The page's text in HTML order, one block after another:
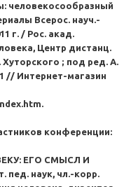
человекосообразный
Всерос. науч.-
г. / Рос. акад.
Центр дистанц.
; под ред. А.
// Интернет-магазин
конференции:
ЕГО СМЫСЛ И
пед. наук, чл.-корр.